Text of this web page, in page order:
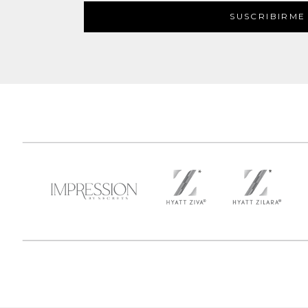
SUSCRIBIRME